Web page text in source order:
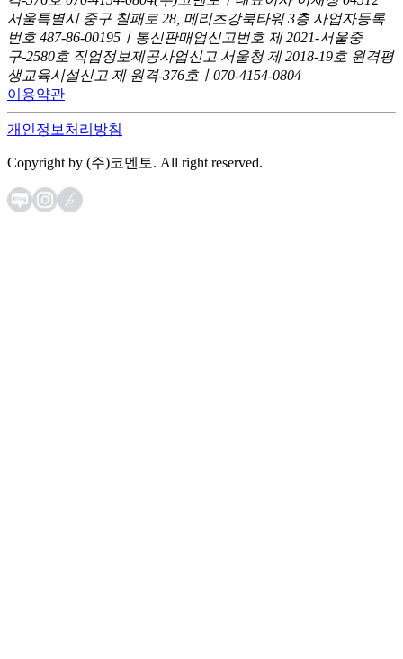
서울특별시 중구 칠패로 28, 메리츠강북타워 3층 사업자등록
번호 487-86-00195ㅣ통신판매업신고번호 제 2021-서울중
구-2580호 직업정보제공사업신고 서울청 제 2018-19호 원격평
생교육시설신고 제 원격-376호ㅣ070-4154-0804
이용약관
개인정보처리방침
Copyright by (주)코멘토. All right reserved.